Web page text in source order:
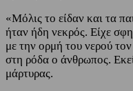
«Μόλις το είδαν και τα
ήταν ήδη νεκρός. Είχε
με την ορμή του νερού
στη ρόδα ο άνθρωπος.
μάρτυρας.